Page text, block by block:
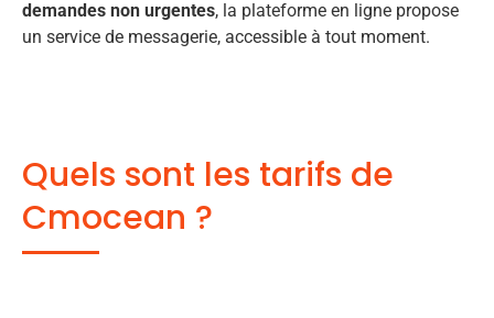
demandes non urgentes, la plateforme en ligne propose
un service de messagerie, accessible à tout moment.
Quels sont les tarifs de
Cmocean ?